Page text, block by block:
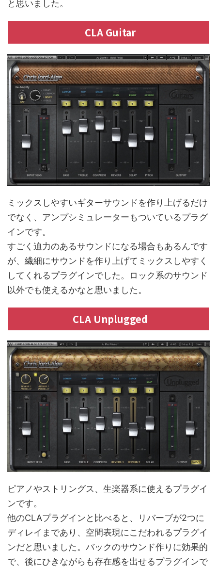
と思いました。
CLA Guitar
ミックスしやすいギターサウンドを作り上げるだけ
でなく、アンプシミュレーターもついているプラグ
インです。
すごく迫力のあるサウンドになる場合もあるんです
が、繊細にサウンドを作り上げてミックスしやすく
してくれるプラグインでした。ロック系のサウンド
以外でも使えるかなと思いました。
CLA Unplugged
ピアノやストリングス、生楽器系に使えるプラグイ
ンです。
他のCLAプラグインと比べると、リバーブが2つに
ディレイまであり、空間表現にこだわれるプラグイ
ンだと思いました。バックのサウンド作りに効果的
で、後にひきながらも存在感を出せるプラグインで